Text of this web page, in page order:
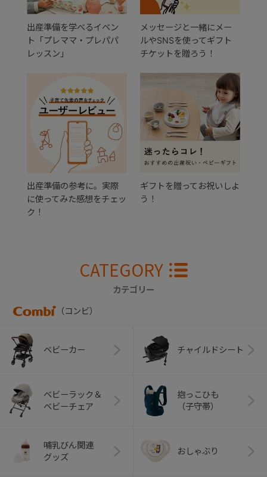
出産準備を学べるイベン
ト「プレママ・プレパパ
レッスン」
メッセージと一緒にメー
ルやSNSを使ってギフト
チケットを贈ろう！
出産準備の参考に。実際
に使ってみた感想をチェッ
ク！
ギフトを贈ってお祝いしよ
う！
CATEGORY
カテゴリー
（コンビ）
ベビーカー チャイルドシート
ベビーラック＆
ベビーチェア
抱っこひも
（子守帯）
哺乳びん関連
グッズ
おしゃぶり